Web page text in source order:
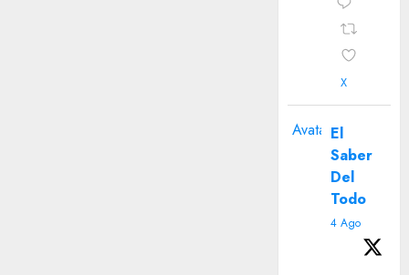
X
Avatar El
Saber
Del
Todo
4 Ago